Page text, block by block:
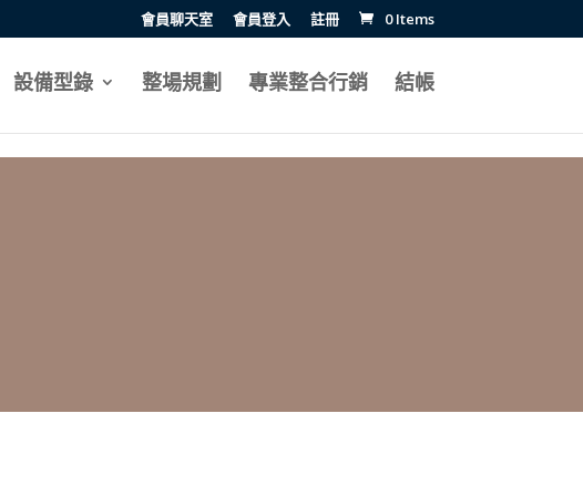
會員聊天室 會員登入 註冊 0 Items
設備型錄 整場規劃 專業整合行銷 結帳